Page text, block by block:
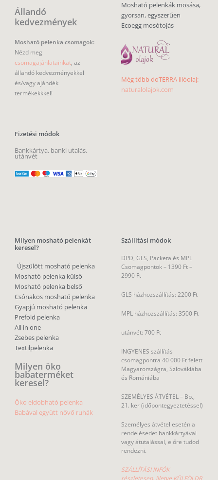
Állandó
kedvezmények
Mosható pelenka csomagok:
Nézd meg
csomagajánlatainkat, az
állandó kedvezményekkel
és/vagy ajándék
termékekkkel!
Fizetési módok
Bankkártya, banki utalás,
utánvét
Mosható pelenkák mosása,
gyorsan, egyszerűen
Ecoegg mosótojás
Még több doTERRA illóolaj:
naturalolajok.com
keresel?
Újszülött mosható pelenka
Mosható pelenka külső
Mosható pelenka belső
Csónakos mosható pelenka
Gyapjú mosható pelenka
Prefold pelenka
All in one
Textilpelenka
Milyen öko
babaterméket
keresel?
Öko eldobható pelenka
Babával együtt nővő ruhák
Csomagpontok –1390 Ft –
2990 Ft
csomagpontra 40 000 Ft felett
Magyarországra, Szlovákiába
és Romániába
SZEMÉLYES ÁTVÉTEL – Bp.,
21. ker (időpontegyeztetéssel)
rendelésedet bankkártyával
vagy átutalással, előre tudod
rendezni.
SZÁLLÍTÁSI INFÓK
részletesen, illetve KÜLFÖLDR